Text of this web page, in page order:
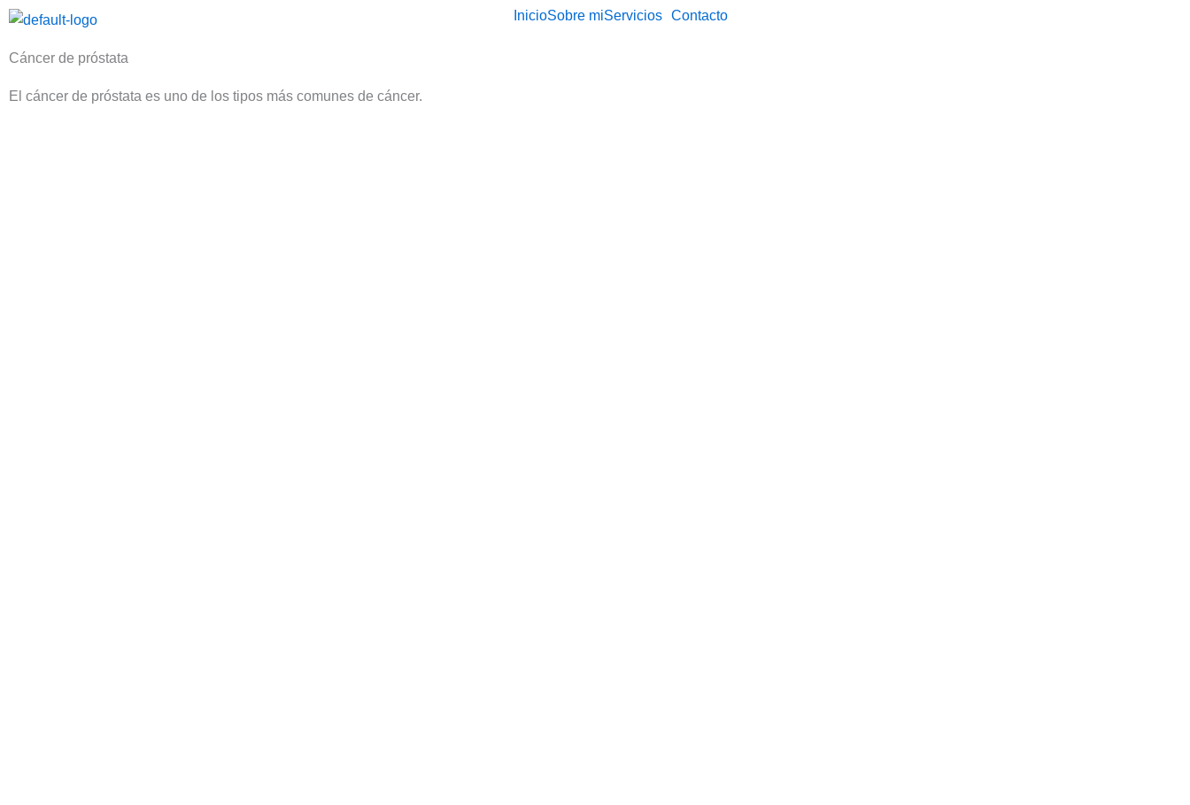
Skip
content
InicioSobre miServicios Contacto
Cáncer de próstata
El cáncer de próstata es uno de los tipos más comunes de cáncer.